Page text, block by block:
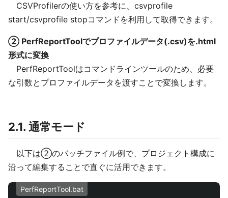
CSVProfilerの使い方を参考に、csvprofile
start/csvprofile stopコマンドを利用して取得できます。
② PerfReportToolでプロファイルデータ(.csv)を.html
形式に変換
PerfReportToolはコマンドラインツールのため、必要
な引数とプロファイルデータを渡すことで変換します。
2.1. 通常モード
以下は②のバッチファイル例で、プロジェクト構成に
沿って編集することで直ぐに活用できます。
PerfReportTool.bat